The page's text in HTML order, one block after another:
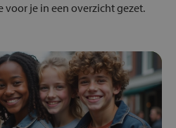
voor je in een overzicht gezet.